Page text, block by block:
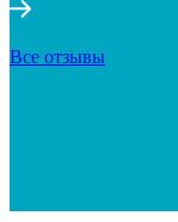
Все отзывы